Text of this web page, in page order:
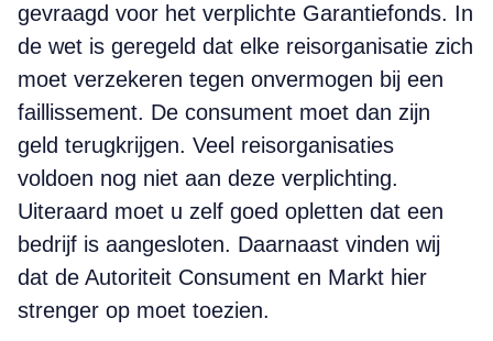
gevraagd voor het verplichte Garantiefonds. In
de wet is geregeld dat elke reisorganisatie zich
moet verzekeren tegen onvermogen bij een
faillissement. De consument moet dan zijn
geld terugkrijgen. Veel reisorganisaties
voldoen nog niet aan deze verplichting.
Uiteraard moet u zelf goed opletten dat een
bedrijf is aangesloten. Daarnaast vinden wij
dat de Autoriteit Consument en Markt hier
strenger op moet toezien.